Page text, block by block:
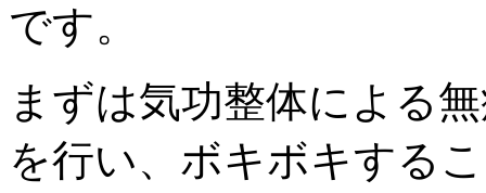
です。
まずは気功整体による
を行い、ボキボキする